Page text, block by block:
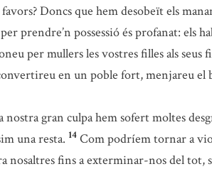
Doncs que hem desobeït els
prendre’n possessió és profanat: els
per mullers les vostres filles als seus
en un poble fort, menjareu el
gran culpa hem sofert moltes
una resta. 14 Com podríem tornar a
nosaltres fins a exterminar-nos del tot,